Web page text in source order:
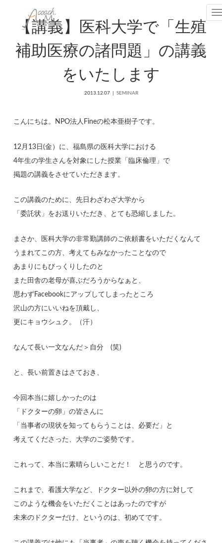
【講義】医科大学で「生殖
補助医療の諸問題」の講義
をいたします
2013.12.07 SEMINAR
こんにちは。NPO法人Fineの松本亜樹子です。
12月13日(金）に、福島県の医科大学における
4年生の学生さんを対象にした授業「臨床倫理」で
掲題の講義をさせていただきます。
この講義のために、先日わざわざ大学から
「委託状」をお送りいただき、とても恐縮しました。
まさか、医科大学の非常勤講師のご依頼書をいただくなんて
うまれてこの方、考えてもみなかったことなので
あまりにもびっくりしたのと
また田舎の老母が喜ぶだろうからなぁと、
思わずFacebookにアップしてしまったところ
沢山の方にいいねを頂戴し、
更にキョウシュク。（汗）
なんて長い一文なんだ＞自分 (笑)
と、長い前置きはさておき、
今回本当に嬉しかったのは
「ドクターの卵」の皆さんに
「当事者の現状を知ってもらうことは、必要だ」と
考えてくださった、大学のご姿勢です。
これって、本当に素晴らしいことだ！ と思うのです。
これまで、看護大学など、ドクター以外の卵の方に対して
このような機会をいただくことはあったのですが
未来のドクターだけ、というのは、初めてです。